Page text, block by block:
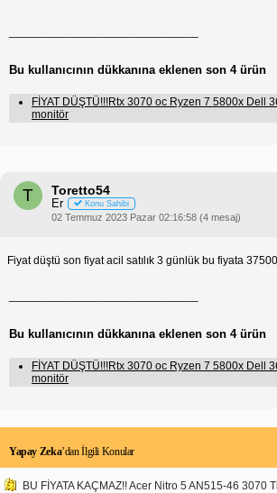
Bu kullanıcının dükkanına eklenen son 4 ürün
FİYAT DÜŞTÜ!!!Rtx 3070 oc Ryzen 7 5800x Dell
monitör
T Toretto54
Er Konu Sahibi
02 Temmuz 2023 Pazar 02:16:58 (4 mesaj)
Fiyat düştü son fiyat acil satılık 3 günlük bu fiyata
Bu kullanıcının dükkanına eklenen son 4 ürün
FİYAT DÜŞTÜ!!!Rtx 3070 oc Ryzen 7 5800x Dell
monitör
Yapay Zeka’dan İlgili Konular
BU FİYATA KAÇMAZ!! Acer Nitro 5 AN515-46 3070